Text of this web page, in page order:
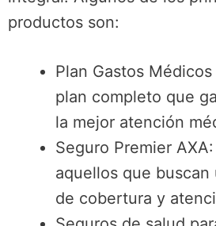
productos son:
Plan Gastos
plan completo que
la mejor atención
Seguro Premier
aquellos que
de cobertura y